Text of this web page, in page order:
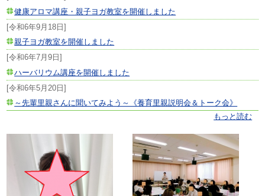
健康アロマ講座・親子ヨガ教室を開催しました
[令和6年9月18日]
親子ヨガ教室を開催しました
[令和6年7月9日]
ハーバリウム講座を開催しました
[令和6年5月20日]
～先輩里親さんに聞いてみよう～《養育里親説明会＆トーク会》
もっと読む